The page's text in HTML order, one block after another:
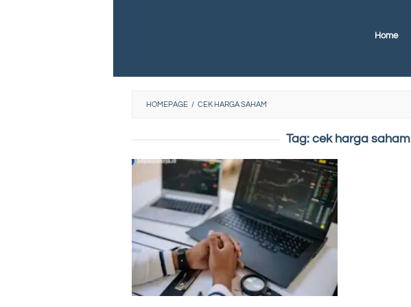
Home
HOMEPAGE / CEK HARGA SAHAM
Tag: cek harga saham